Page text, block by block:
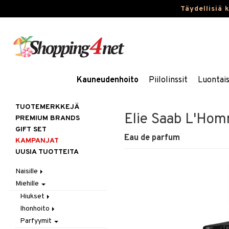
Täydellisiä
Kauneudenhoito Piilolinssit
Elie Saab
Eau de parfum
TUOTEMERKKEJÄ
PREMIUM BRANDS
GIFT SET
KAMPANJAT
UUSIA TUOTTEITA
Naisille
Hiukset
Gift Set
Harjat / Kammat
Hiuskuurit
Ihonhoito
Aurinkotuotteet
Erikoistuotteet
Korut
Kaulakorut
Kosmetiikka
Miehille
Hiukset
Hiustenlähtö
Hiusväri
Ihonhoito
Aurinkotuotteet
Parfyymit